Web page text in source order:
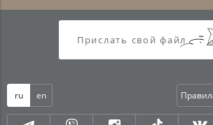
Прислать свой файл
ru en